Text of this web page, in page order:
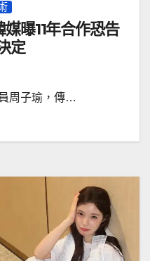
曝11年合作恐告
定
周子瑜，傳…